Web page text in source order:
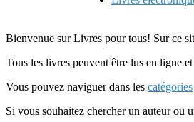
Bienvenue sur Livres pour tous! Sur ce
Tous les livres peuvent être lus en ligne
Vous pouvez naviguer dans les catégories
Si vous souhaitez chercher un auteur ou